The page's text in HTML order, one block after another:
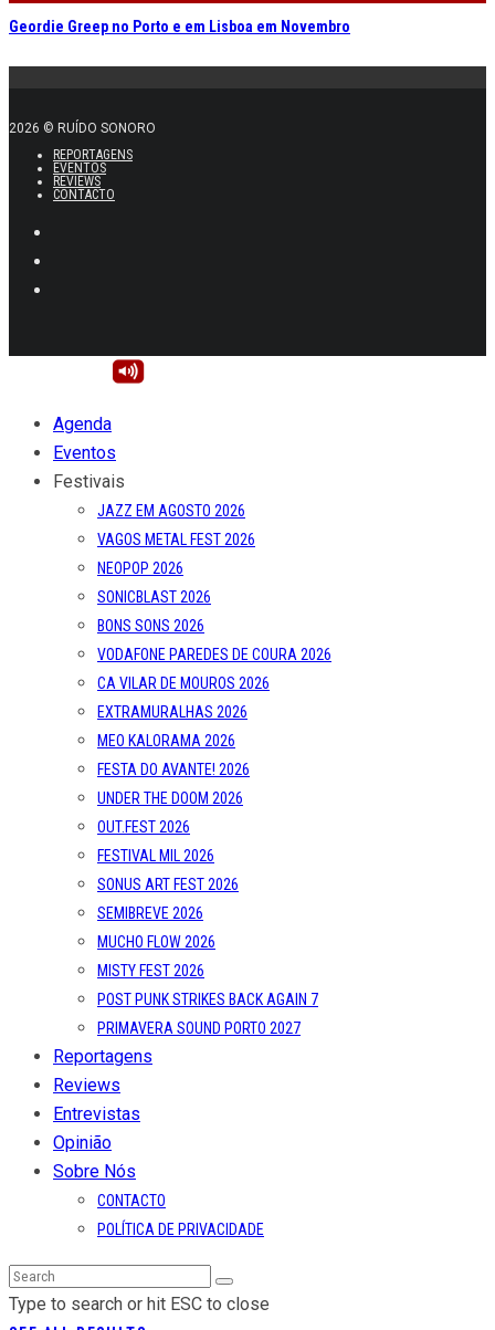
Geordie Greep no Porto e em Lisboa em Novembro
2026 © RUÍDO SONORO
REPORTAGENS
EVENTOS
REVIEWS
CONTACTO
Agenda
Eventos
Festivais
JAZZ EM AGOSTO 2026
VAGOS METAL FEST 2026
NEOPOP 2026
SONICBLAST 2026
BONS SONS 2026
VODAFONE PAREDES DE COURA 2026
CA VILAR DE MOUROS 2026
EXTRAMURALHAS 2026
MEO KALORAMA 2026
FESTA DO AVANTE! 2026
UNDER THE DOOM 2026
OUT.FEST 2026
FESTIVAL MIL 2026
SONUS ART FEST 2026
SEMIBREVE 2026
MUCHO FLOW 2026
MISTY FEST 2026
POST PUNK STRIKES BACK AGAIN 7
PRIMAVERA SOUND PORTO 2027
Reportagens
Reviews
Entrevistas
Opinião
Sobre Nós
CONTACTO
POLÍTICA DE PRIVACIDADE
Type to search or hit ESC to close